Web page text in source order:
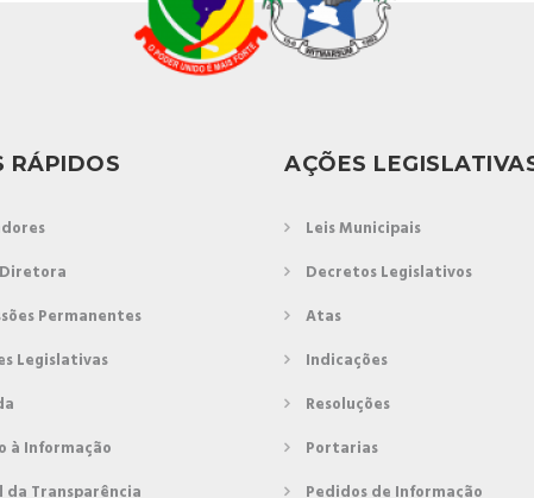
RÁPIDOS
Permanentes
Legislativas
à Informação
da Transparência
AÇÕES
Leis Municipais
Decretos Legislativos
Atas
Indicações
Resoluções
Portarias
Pedidos de Informação